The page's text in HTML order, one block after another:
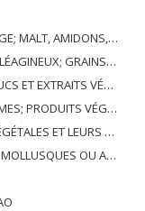
INULINE, GLUTEN DE BLÉ
OU MÉDICINALES; PAILLE ET FOURRAGE
EXTRAITS VÉGÉTAUX
DÉNOMMÉS NI COMPRIS AILLEURS
PRÉPARÉES; CIRES ANIMALES OU VÉGÉTALES
PRÉPARATIONS DE CELLES-CI